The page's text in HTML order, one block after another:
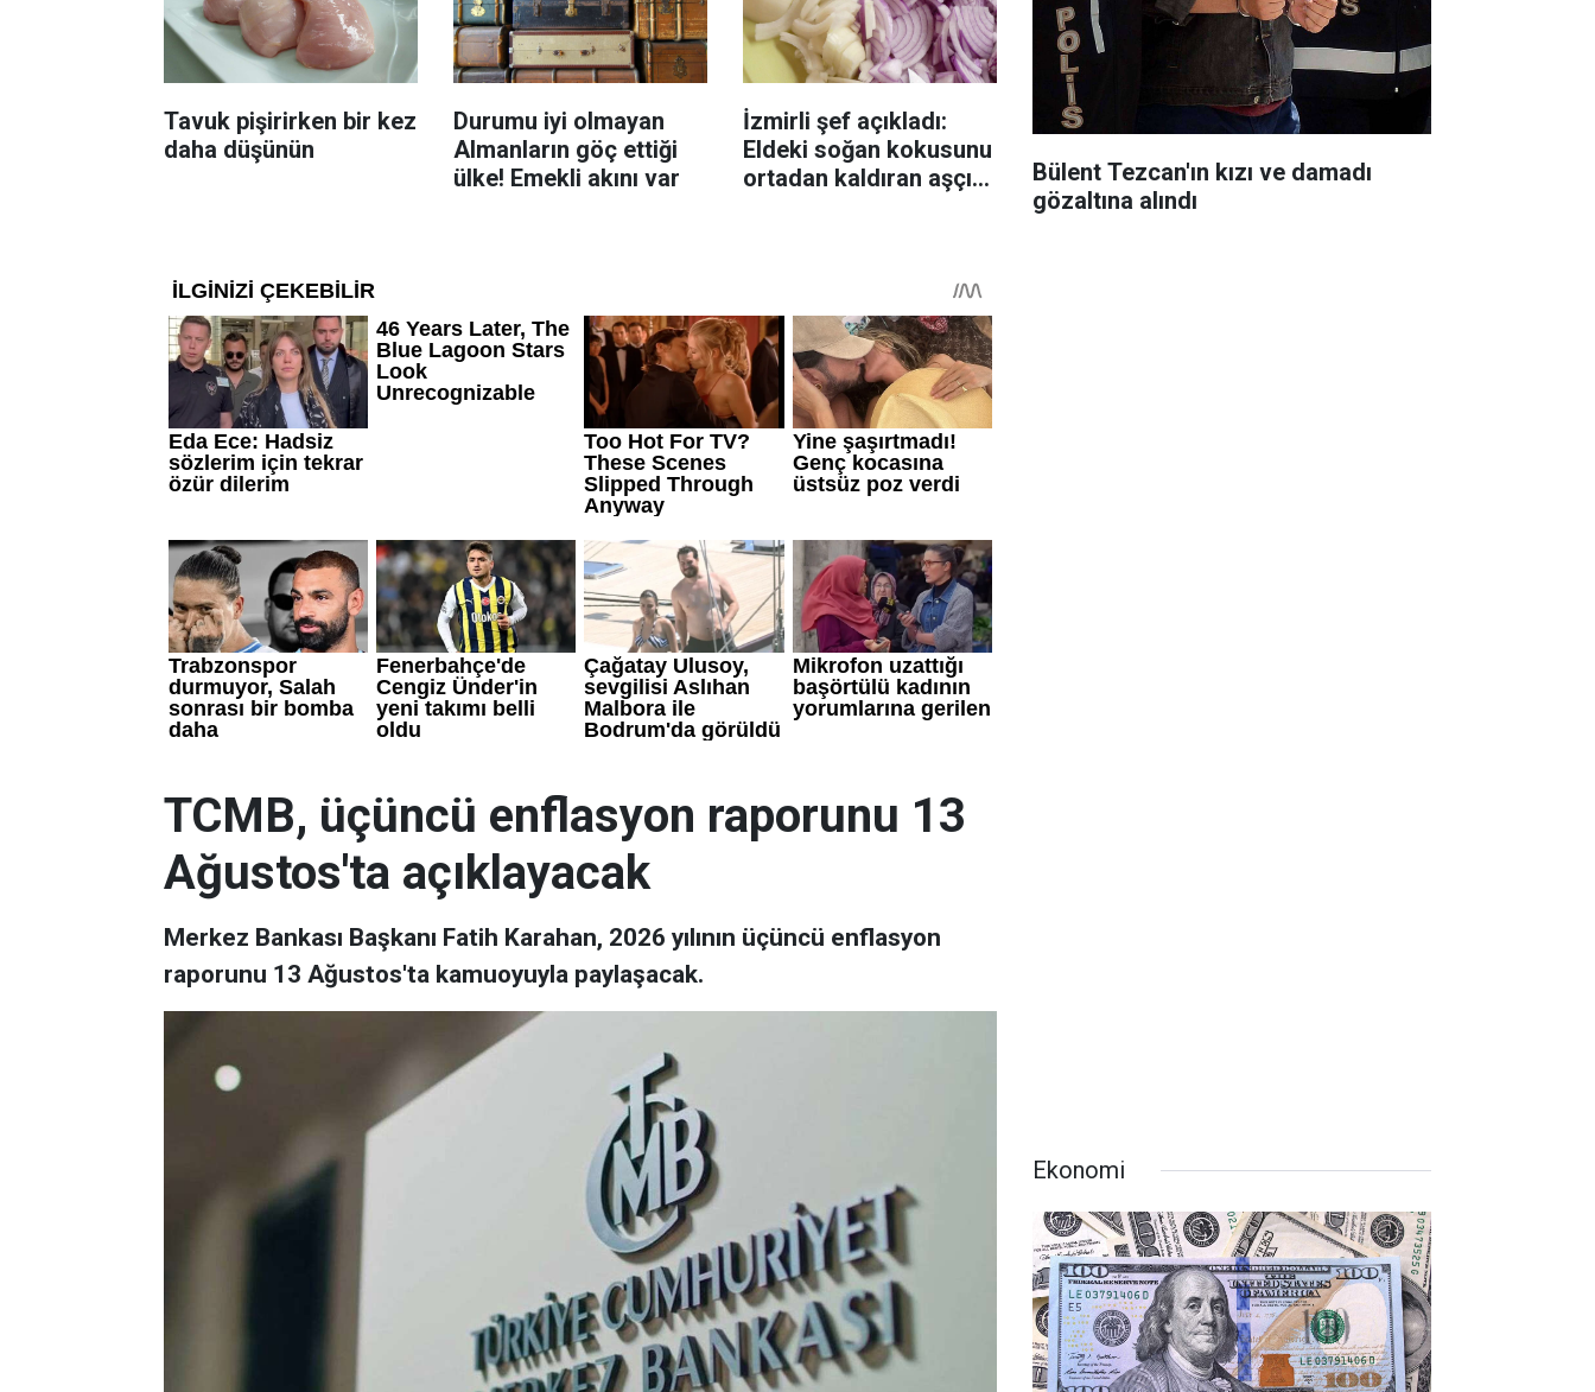
Tavuk pişirirken bir kez
daha düşünün
Durumu iyi olmayan
Almanların göç ettiği
ülke! Emekli akını var
İzmirli şef açıkladı:
Eldeki soğan kokusunu
ortadan kaldıran aşçı
Bülent Tezcan'ın kızı ve damadı
gözaltına alındı
TCMB, üçüncü enflasyon raporunu 13
Ağustos'ta açıklayacak
Merkez Bankası Başkanı Fatih Karahan, 2026 yılının üçüncü enflasyon
raporunu 13 Ağustos'ta kamuoyuyla paylaşacak.
Ekonomi